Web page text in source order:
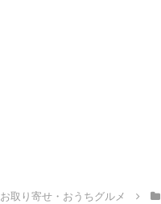
お取り寄せ・おうちグルメ